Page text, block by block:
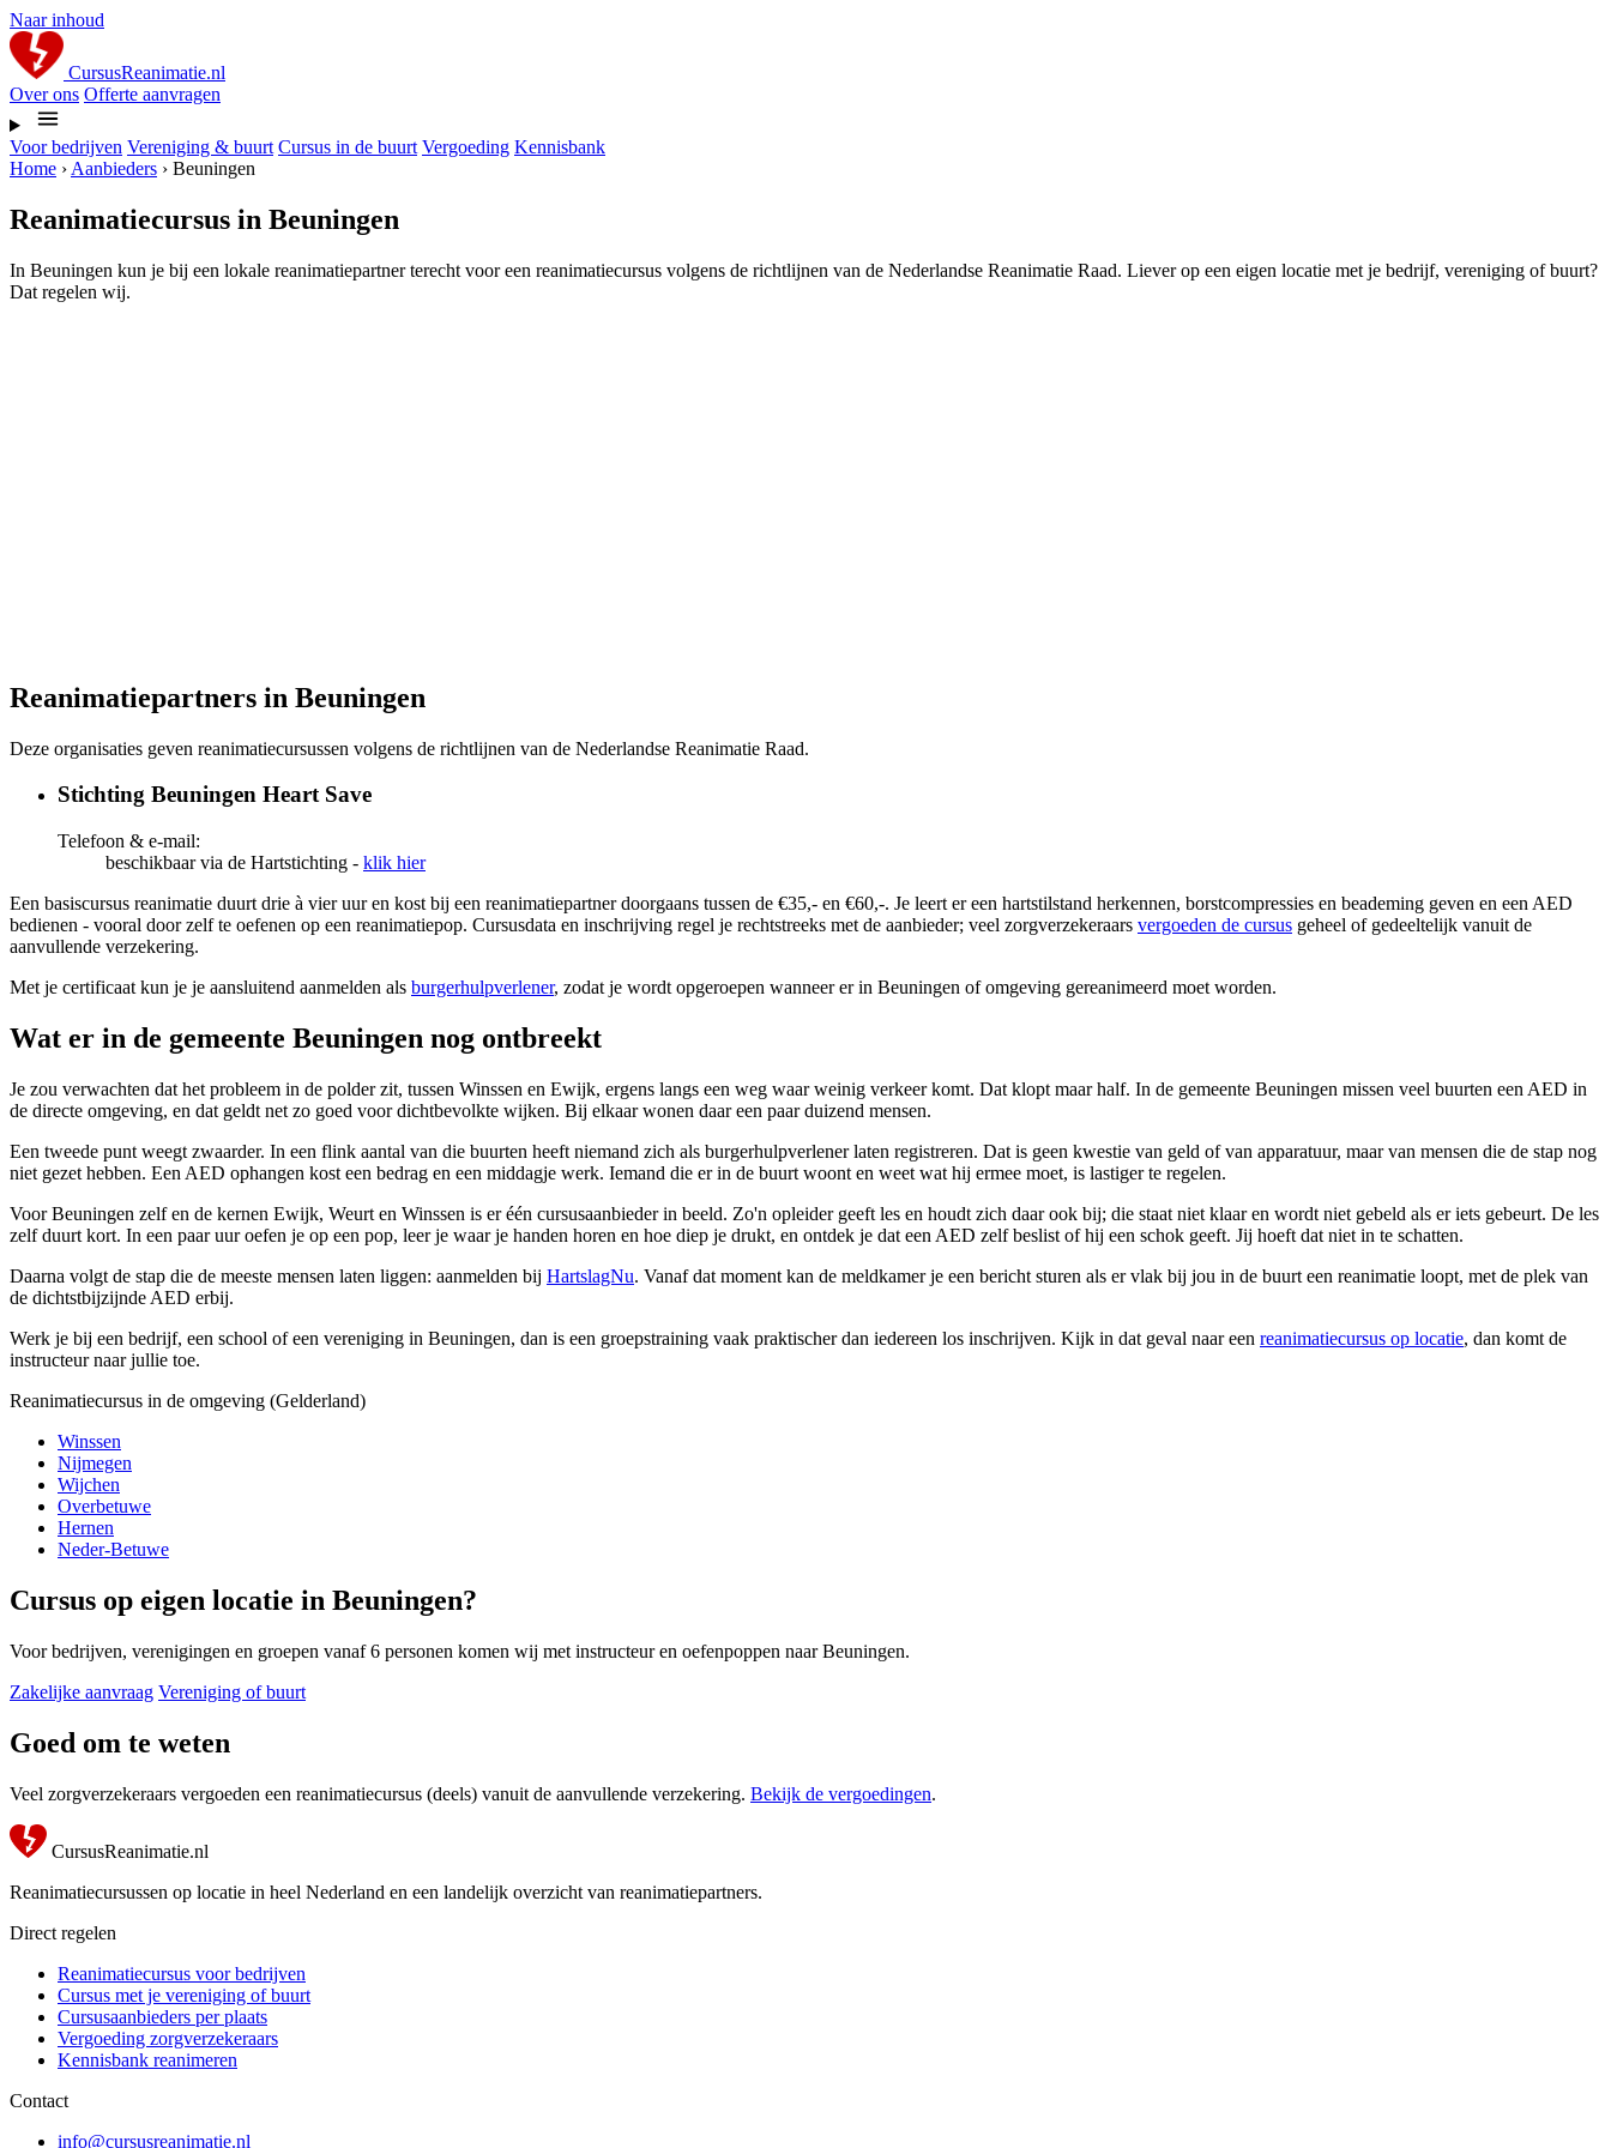
Naar inhoud
CursusReanimatie.nl
Over ons Offerte aanvragen
Voor bedrijven Vereniging & buurt Cursus in de buurt Vergoeding Kennisbank
Home › Aanbieders › Beuningen
Reanimatiecursus in Beuningen
In Beuningen kun je bij een lokale reanimatiepartner terecht voor een reanimatiecursus volgens de richtlijnen van de Nederlandse Reanimatie Raad. Liever op een eigen locatie met je bedrijf, vereniging of buurt?
Dat regelen wij.
Reanimatiepartners in Beuningen
Deze organisaties geven reanimatiecursussen volgens de richtlijnen van de Nederlandse Reanimatie Raad.
Stichting Beuningen Heart Save
Telefoon & e-mail:
beschikbaar via de Hartstichting - klik hier
Een basiscursus reanimatie duurt drie à vier uur en kost bij een reanimatiepartner doorgaans tussen de €35,- en €60,-. Je leert er een hartstilstand herkennen, borstcompressies en beademing geven en een AED
bedienen - vooral door zelf te oefenen op een reanimatiepop. Cursusdata en inschrijving regel je rechtstreeks met de aanbieder; veel zorgverzekeraars vergoeden de cursus geheel of gedeeltelijk vanuit de
aanvullende verzekering.
Met je certificaat kun je je aansluitend aanmelden als burgerhulpverlener, zodat je wordt opgeroepen wanneer er in Beuningen of omgeving gereanimeerd moet worden.
Wat er in de gemeente Beuningen nog ontbreekt
Je zou verwachten dat het probleem in de polder zit, tussen Winssen en Ewijk, ergens langs een weg waar weinig verkeer komt. Dat klopt maar half. In de gemeente Beuningen missen veel buurten een AED in
de directe omgeving, en dat geldt net zo goed voor dichtbevolkte wijken. Bij elkaar wonen daar een paar duizend mensen.
Een tweede punt weegt zwaarder. In een flink aantal van die buurten heeft niemand zich als burgerhulpverlener laten registreren. Dat is geen kwestie van geld of van apparatuur, maar van mensen die de stap nog
niet gezet hebben. Een AED ophangen kost een bedrag en een middagje werk. Iemand die er in de buurt woont en weet wat hij ermee moet, is lastiger te regelen.
Voor Beuningen zelf en de kernen Ewijk, Weurt en Winssen is er één cursusaanbieder in beeld. Zo'n opleider geeft les en houdt zich daar ook bij; die staat niet klaar en wordt niet gebeld als er iets gebeurt. De les
zelf duurt kort. In een paar uur oefen je op een pop, leer je waar je handen horen en hoe diep je drukt, en ontdek je dat een AED zelf beslist of hij een schok geeft. Jij hoeft dat niet in te schatten.
Daarna volgt de stap die de meeste mensen laten liggen: aanmelden bij HartslagNu. Vanaf dat moment kan de meldkamer je een bericht sturen als er vlak bij jou in de buurt een reanimatie loopt, met de plek van
de dichtstbijzijnde AED erbij.
Werk je bij een bedrijf, een school of een vereniging in Beuningen, dan is een groepstraining vaak praktischer dan iedereen los inschrijven. Kijk in dat geval naar een reanimatiecursus op locatie, dan komt de
instructeur naar jullie toe.
Reanimatiecursus in de omgeving (Gelderland)
Winssen
Nijmegen
Wijchen
Overbetuwe
Hernen
Neder-Betuwe
Cursus op eigen locatie in Beuningen?
Voor bedrijven, verenigingen en groepen vanaf 6 personen komen wij met instructeur en oefenpoppen naar Beuningen.
Zakelijke aanvraag Vereniging of buurt
Goed om te weten
Veel zorgverzekeraars vergoeden een reanimatiecursus (deels) vanuit de aanvullende verzekering. Bekijk de vergoedingen.
CursusReanimatie.nl
Reanimatiecursussen op locatie in heel Nederland en een landelijk overzicht van reanimatiepartners.
Direct regelen
Reanimatiecursus voor bedrijven
Cursus met je vereniging of buurt
Cursusaanbieders per plaats
Vergoeding zorgverzekeraars
Kennisbank reanimeren
Contact
info@cursusreanimatie.nl